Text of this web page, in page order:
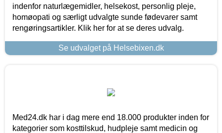
indenfor naturlægemidler, helsekost, personlig pleje,
homøopati og særligt udvalgte sunde fødevarer samt
rengøringsartikler. Klik her for at se deres udvalg.
Se udvalget på Helsebixen.dk
Med24.dk har i dag mere end 18.000 produkter inden for
kategorier som kosttilskud, hudpleje samt medicin og